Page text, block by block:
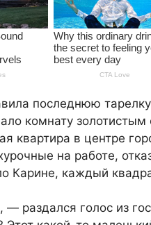
последнюю
комнату
квартира в центре
на работе,
Карине, каждый
— раздался голос из